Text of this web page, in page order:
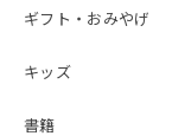
ギフト・おみやげ
キッズ
書籍